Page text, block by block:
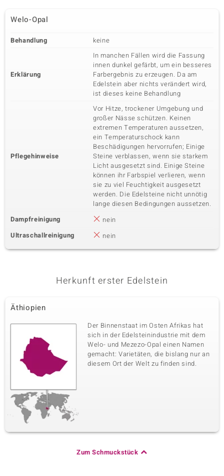
Welo-Opal
Behandlung keine
Erklärung
In manchen Fällen wird die Fassung
innen dunkel gefärbt, um ein besseres
Farbergebnis zu erzeugen. Da am
Edelstein aber nichts verändert wird,
ist dieses keine Behandlung
Pflegehinweise
Vor Hitze, trockener Umgebung und
großer Nässe schützen. Keinen
extremen Temperaturen aussetzen,
ein Temperaturschock kann
Beschädigungen hervorrufen; Einige
Steine verblassen, wenn sie starkem
Licht ausgesetzt sind. Einige Steine
können ihr Farbspiel verlieren, wenn
sie zu viel Feuchtigkeit ausgesetzt
werden. Die Edelsteine nicht unnötig
lange diesen Bedingungen aussetzen.
Dampfreinigung
nein
Ultraschallreinigung
nein
Herkunft erster Edelstein
Äthiopien
Der Binnenstaat im Osten Afrikas hat
sich in der Edelsteinindustrie mit dem
Welo- und Mezezo-Opal einen Namen
gemacht: Varietäten, die bislang nur an
diesem Ort der Welt zu finden sind.
Zum Schmuckstück